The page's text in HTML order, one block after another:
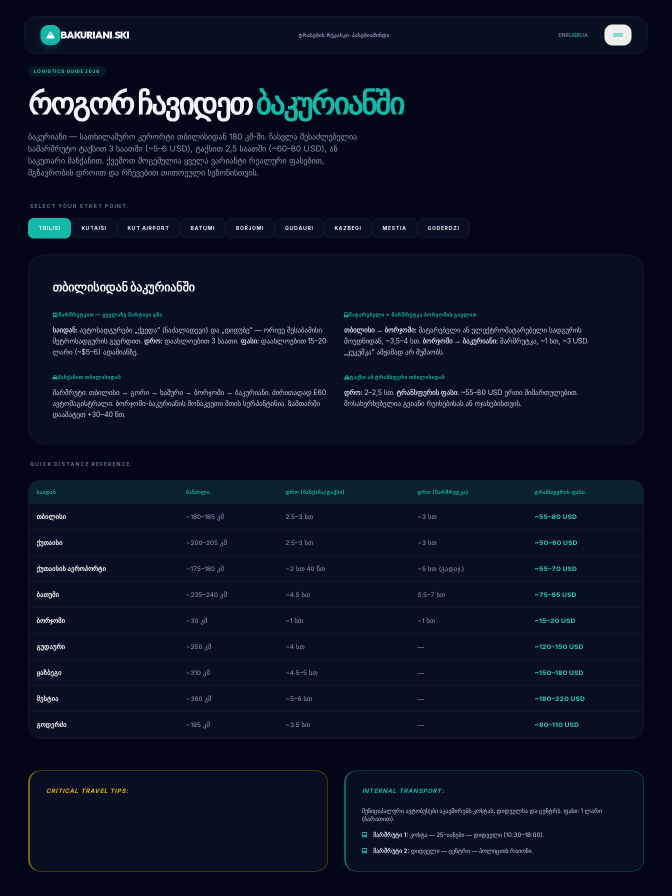
BAKURIANI.SKI ᲢᲠᲐᲡᲔᲑᲘᲡ ᲠᲣᲙᲐᲡᲙᲘ-ᲞᲐᲡᲔᲑᲘᲐᲛᲘᲜᲓᲘ ENRUGEUA
LOGISTICS GUIDE 2026
ᲠᲝᲒᲝᲠ ᲩᲐᲕᲘᲓᲔᲗᲑᲐᲙᲣᲠᲘᲐᲜᲨᲘ
ბაკურიანი — სათხილამურო კურორტი თბილისიდან 180 კმ-ში. ჩასვლა შესაძლებელია
სამარშრუტო ტაქსით 3 საათში (~5–6 USD), ტაქსით 2,5 საათში (~60–80 USD), ან
საკუთარი მანქანით. ქვემოთ მოცემულია ყველა ვარიანტი რეალური ფასებით,
მგზავრობის დროით და რჩევებით თითოეული სეზონისთვის.
SELECT YOUR START POINT:
TBILISI KUTAISI KUT AIRPORT BATUMI BORJOMI GUDAURI KAZBEGI MESTIA GODERDZI
ᲗᲑᲘᲚᲘᲡᲘᲓᲐᲜ ᲑᲐᲙᲣᲠᲘᲐᲜᲨᲘ
ᲛᲐᲠᲨᲠᲣᲢᲙᲘᲗ — ᲧᲕᲔᲚᲐᲖᲔ ᲛᲐᲠᲢᲘᲕᲘ ᲒᲖᲐ
საიდან: ავტოსადგურები „ქვედა“ (ნაძალადევი) და „დიდუბე“ — ორივე შესაბამისი
მეტროსადგურის გვერდით. დრო: დაახლოებით 3 საათი. ფასი: დაახლოებით 15–20
ლარი (~$5–6) ადამიანზე.
ᲛᲐᲢᲐᲠᲔᲑᲔᲚᲘ + ᲛᲐᲠᲨᲠᲣᲢᲙᲐ ᲑᲝᲠᲯᲝᲛᲘᲡ ᲒᲐᲕᲚᲘᲗ
თბილისი → ბორჯომი: მატარებელი ან ელექტრომატარებელი სადგურის
მოედნიდან, ~3,5–4 სთ. ბორჯომი → ბაკურიანი: მარშრუტკა, ~1 სთ, ~3 USD.
„კუკუშკა“ ამჟამად არ მუშაობს.
ᲛᲐᲜᲥᲐᲜᲘᲗ ᲗᲑᲘᲚᲘᲡᲘᲓᲐᲜ
მარშრუტი: თბილისი → გორი → ხაშური → ბორჯომი → ბაკურიანი. ძირითადად E60
ავტომაგისტრალი. ბორჯომი-ბაკურიანის მონაკვეთი მთის სერპანტინია. ზამთარში
დაამატეთ +30–40 წთ.
ᲢᲐᲥᲡᲘ ᲐᲜ ᲢᲠᲐᲜᲡᲤᲔᲠᲘ ᲗᲑᲘᲚᲘᲡᲘᲓᲐᲜ
დრო: 2–2,5 სთ. ტრანსფერის ფასი: ~55–80 USD ერთი მიმართულებით.
მოსახერხებელია გვიანი რეისებისას ან ოჯახებისთვის.
QUICK DISTANCE REFERENCE:
ᲡᲐᲘᲓᲐᲜ ᲛᲐᲜᲫᲘᲚᲘ ᲓᲠᲝ (ᲛᲐᲜᲥᲐᲜᲐ/ᲢᲐᲥᲡᲘ) ᲓᲠᲝ (ᲛᲐᲠᲨᲠᲣᲢᲙᲐ) ᲢᲠᲐᲜᲡᲤᲔᲠᲘᲡ ᲤᲐᲡᲘ
თბილისი ~180–185 კმ 2.5–3 სთ ~3 სთ ~55–80 USD
ქუთაისი ~200–205 კმ 2.5–3 სთ ~3 სთ ~50–60 USD
ქუთაისის აეროპორტი ~175–180 კმ ~2 სთ 40 წთ ~5 სთ (გადაჯ.) ~55–70 USD
ბათუმი ~235–240 კმ ~4.5 სთ 5.5–7 სთ ~75–95 USD
ბორჯომი ~30 კმ ~1 სთ ~1 სთ ~15–20 USD
გუდაური ~250 კმ ~4 სთ — ~120–150 USD
ყაზბეგი ~310 კმ ~4.5–5 სთ — ~150–180 USD
მესტია ~360 კმ ~5–6 სთ — ~180–220 USD
გოდერძი ~195 კმ ~3.5 სთ — ~80–110 USD
CRITICAL TRAVEL TIPS: INTERNAL TRANSPORT:
მუნიციპალური ავტობუსები აკავშირებს კოხტას, დიდველსა და ცენტრს. ფასი: 1 ლარი
(ბარათით).
მარშრუტი 1: კოხტა — 25-იანები — დიდველი (10:30–18:00).
მარშრუტი 2: დიდველი — ცენტრი — პოლიციის რაიონი.